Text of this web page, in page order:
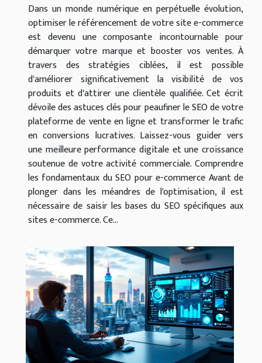
Dans un monde numérique en perpétuelle évolution,
optimiser le référencement de votre site e-commerce
est devenu une composante incontournable pour
démarquer votre marque et booster vos ventes. À
travers des stratégies ciblées, il est possible
d'améliorer significativement la visibilité de vos
produits et d'attirer une clientèle qualifiée. Cet écrit
dévoile des astuces clés pour peaufiner le SEO de votre
plateforme de vente en ligne et transformer le trafic
en conversions lucratives. Laissez-vous guider vers
une meilleure performance digitale et une croissance
soutenue de votre activité commerciale. Comprendre
les fondamentaux du SEO pour e-commerce Avant de
plonger dans les méandres de l'optimisation, il est
nécessaire de saisir les bases du SEO spécifiques aux
sites e-commerce. Ce...